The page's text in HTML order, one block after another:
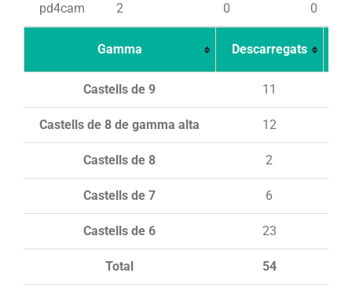
pd4cam 2 0 0
Gamma Descarregats
Total 54
Castells de 9 11
Castells de 8 de gamma alta 12
Castells de 8 2
Castells de 7 6
Castells de 6 23